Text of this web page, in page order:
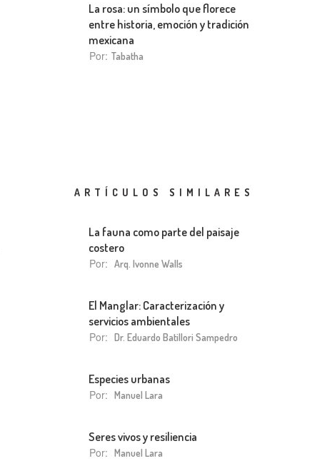
La rosa: un símbolo que florece
entre historia, emoción y tradición
mexicana
Por: Tabatha
ARTÍCULOS SIMILARES
La fauna como parte del paisaje
costero
Por: Arq. Ivonne Walls
El Manglar: Caracterización y
servicios ambientales
Por: Dr. Eduardo Batillori Sampedro
Especies urbanas
Por: Manuel Lara
Seres vivos y resiliencia
Por: Manuel Lara